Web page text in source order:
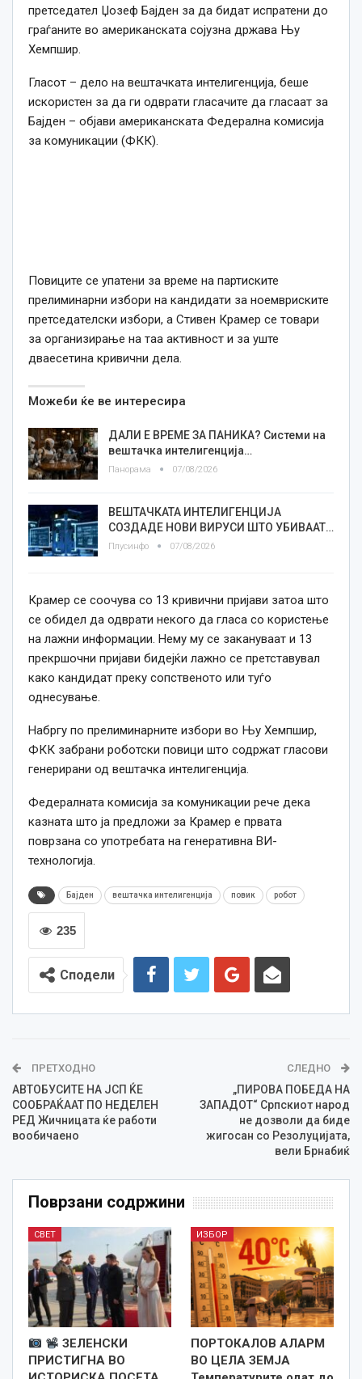
претседател Џозеф Бајден за да бидат испратени до
граѓаните во американската сојузна држава Њу
Хемпшир.
Гласот – дело на вештачката интелигенција, беше
искористен за да ги одврати гласачите да гласаат за
Бајден – објави американската Федерална комисија
за комуникации (ФКК).
Повиците се упатени за време на партиските
прелиминарни избори на кандидати за ноемвриските
претседателски избори, а Стивен Крамер се товари
за организирање на таа активност и за уште
дваесетина кривични дела.
Можеби ќе ве интересира
ДАЛИ Е ВРЕМЕ ЗА ПАНИКА? Системи на
вештачка интелигенција…
Панорама 07/08/2026
ВЕШТАЧКАТА ИНТЕЛИГЕНЦИЈА
СОЗДАДЕ НОВИ ВИРУСИ ШТО УБИВААТ…
Плусинфо 07/08/2026
Крамер се соочува со 13 кривични пријави затоа што
се обидел да одврати некого да гласа со користење
на лажни информации. Нему му се закануваат и 13
прекршочни пријави бидејќи лажно се претставувал
како кандидат преку сопственото или туѓо
однесување.
Набргу по прелиминарните избори во Њу Хемпшир,
ФКК забрани роботски повици што содржат гласови
генерирани од вештачка интелигенција.
Федералната комисија за комуникации рече дека
казната што ја предложи за Крамер е првата
поврзана со употребата на генеративна ВИ-
технологија.
Бајден вештачка интелигенција повик робот
235
Сподели
ПРЕТХОДНО
АВТОБУСИТЕ НА ЈСП ЌЕ
СООБРАЌААТ ПО НЕДЕЛЕН
РЕД Жичницата ќе работи
вообичаено
СЛЕДНО
„ПИРОВА ПОБЕДА НА
ЗАПАДОТ“ Српскиот народ
не дозволи да биде
жигосан со Резолуцијата,
вели Брнабиќ
Поврзани содржини
СВЕТ
ЗЕЛЕНСКИ
ПРИСТИГНА ВО
ИЗБОР
ПОРТОКАЛОВ АЛАРМ
ВО ЦЕЛА ЗЕМЈА